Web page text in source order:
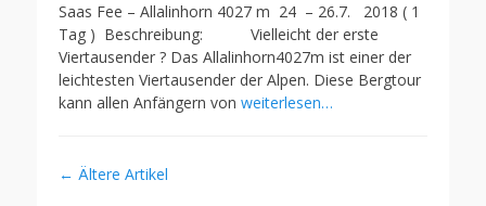
Saas Fee – Allalinhorn 4027 m 24 – 26.7. 2018 ( 1
Tag ) Beschreibung: Vielleicht der erste
Viertausender ? Das Allalinhorn4027m ist einer der
leichtesten Viertausender der Alpen. Diese Bergtour
kann allen Anfängern von weiterlesen…
Artikel-
← Ältere Artikel